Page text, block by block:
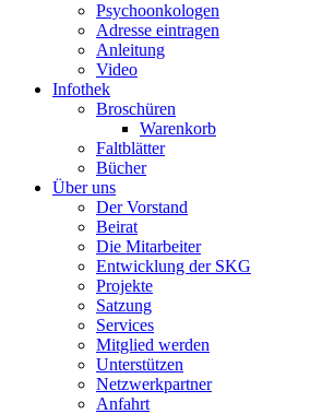
Psychoonkologen
Adresse eintragen
Anleitung
Video
Infothek
Broschüren
Warenkorb
Faltblätter
Bücher
Über uns
Der Vorstand
Beirat
Die Mitarbeiter
Entwicklung der SKG
Projekte
Satzung
Services
Mitglied werden
Unterstützen
Netzwerkpartner
Anfahrt